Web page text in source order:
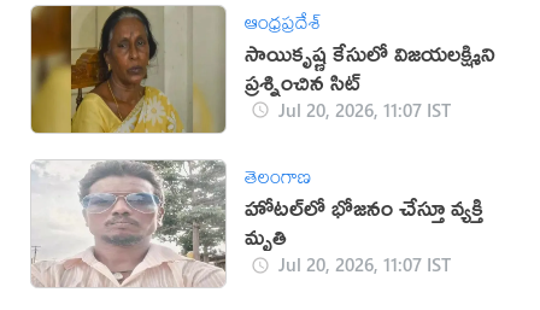
ఆంధ్రప్రదేశ్
సాయికృష్ణ కేసులో విజయలక్ష్మిని
ప్రశ్నించిన సిట్
Jul 20, 2026, 11:07 IST
తెలంగాణ
హోటల్‌లో భోజనం చేస్తూ వ్యక్తి
మృతి
Jul 20, 2026, 11:07 IST